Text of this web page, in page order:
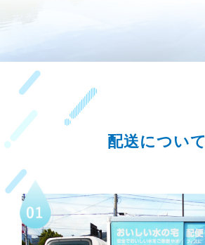
配送について